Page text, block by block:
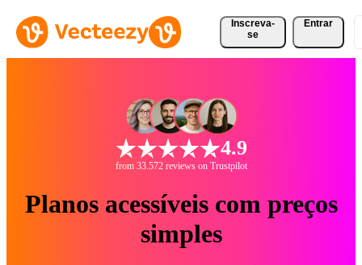
Inscreva-
se
Entrar
4.9
from 33.572 reviews on Trustpilot
Planos acessíveis com preços
simples